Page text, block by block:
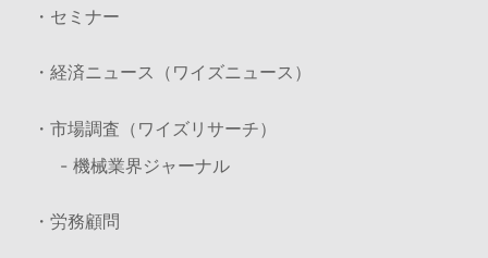
・セミナー
・経済ニュース（ワイズニュース）
・市場調査（ワイズリサーチ）
- 機械業界ジャーナル
・労務顧問